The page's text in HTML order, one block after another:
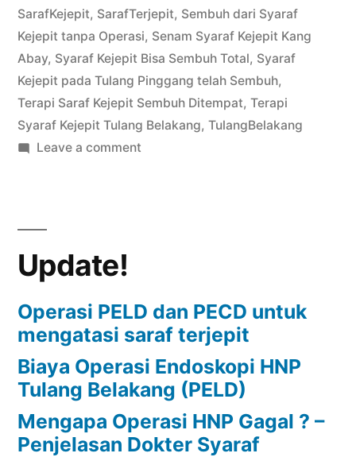
SarafKejepit, SarafTerjepit, Sembuh dari Syaraf
Kejepit tanpa Operasi, Senam Syaraf Kejepit Kang
Abay, Syaraf Kejepit Bisa Sembuh Total, Syaraf
Kejepit pada Tulang Pinggang telah Sembuh,
Terapi Saraf Kejepit Sembuh Ditempat, Terapi
Syaraf Kejepit Tulang Belakang, TulangBelakang
Leave a commenton
HNP
Tidak
Perlu
Dioperasi
Update!
Operasi PELD dan PECD untuk
mengatasi saraf terjepit
Biaya Operasi Endoskopi HNP
Tulang Belakang (PELD)
Mengapa Operasi HNP Gagal ? –
Penjelasan Dokter Syaraf